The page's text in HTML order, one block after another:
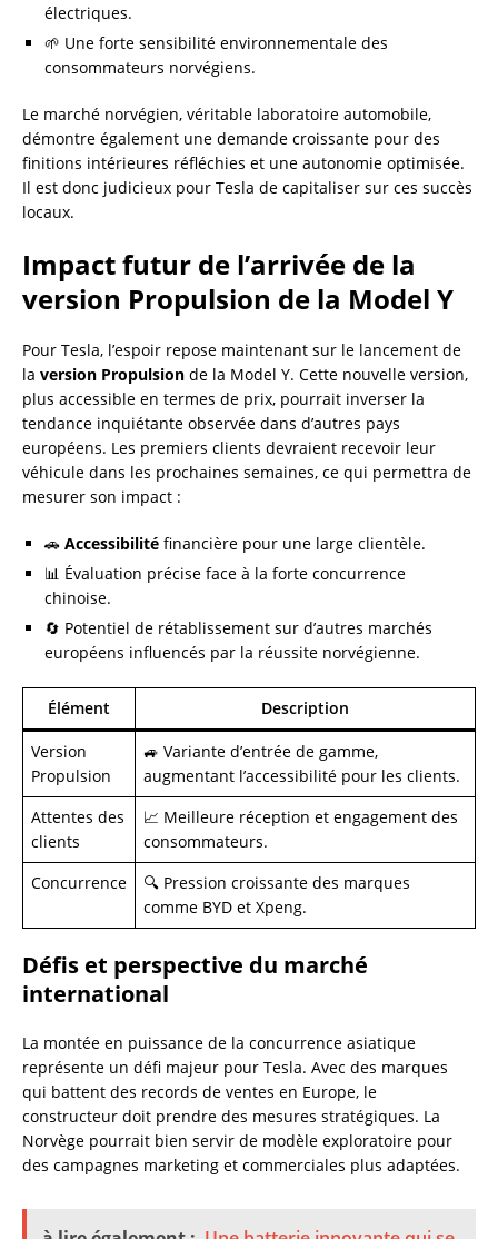
électriques.
🌱 Une forte sensibilité environnementale des
consommateurs norvégiens.
Le marché norvégien, véritable laboratoire automobile,
démontre également une demande croissante pour des
finitions intérieures réfléchies et une autonomie optimisée.
Il est donc judicieux pour Tesla de capitaliser sur ces succès
locaux.
Impact futur de l’arrivée de la
version Propulsion de la Model Y
Pour Tesla, l’espoir repose maintenant sur le lancement de
la version Propulsion de la Model Y. Cette nouvelle version,
plus accessible en termes de prix, pourrait inverser la
tendance inquiétante observée dans d’autres pays
européens. Les premiers clients devraient recevoir leur
véhicule dans les prochaines semaines, ce qui permettra de
mesurer son impact :
🚗 Accessibilité financière pour une large clientèle.
📊 Évaluation précise face à la forte concurrence
chinoise.
🔄 Potentiel de rétablissement sur d’autres marchés
européens influencés par la réussite norvégienne.
Élément Description
Version
Propulsion
🚙 Variante d’entrée de gamme,
augmentant l’accessibilité pour les clients.
Attentes des
clients
📈 Meilleure réception et engagement des
consommateurs.
Concurrence
🔍 Pression croissante des marques
comme BYD et Xpeng.
Défis et perspective du marché
international
La montée en puissance de la concurrence asiatique
représente un défi majeur pour Tesla. Avec des marques
qui battent des records de ventes en Europe, le
constructeur doit prendre des mesures stratégiques. La
Norvège pourrait bien servir de modèle exploratoire pour
des campagnes marketing et commerciales plus adaptées.